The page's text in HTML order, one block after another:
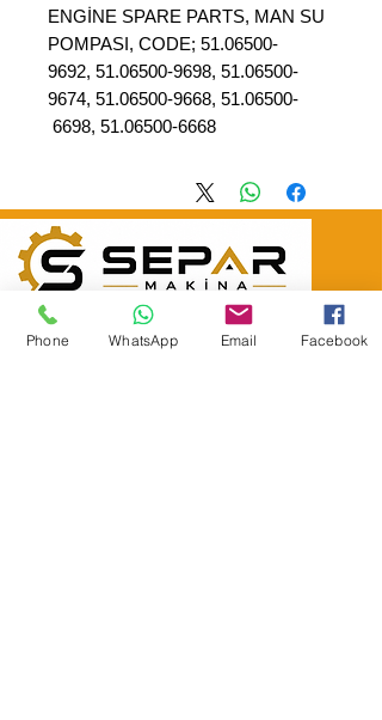
ENGİNE SPARE PARTS, MAN SU
POMPASI, CODE; 51.06500-
9692, 51.06500-9698, 51.06500-
9674, 51.06500-9668, 51.06500-
6698, 51.06500-6668
SEPAR ELEKTRIK OTOMOTİV&nbsp;İNŞAAT TAAH SAN TİC LTD
ŞTİ
عنوان المقر الرئيسي:&nbsp; &nbsp; &nbsp; YÜKSELTEPE MAH.
Phone WhatsApp Email Facebook